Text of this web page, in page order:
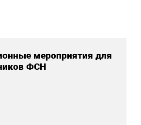
мероприятия для
ФСН